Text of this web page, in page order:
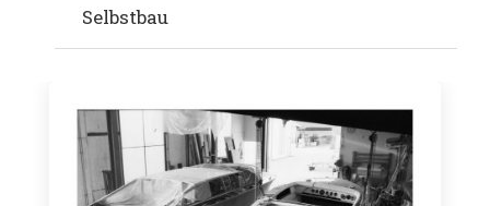
Selbstbau